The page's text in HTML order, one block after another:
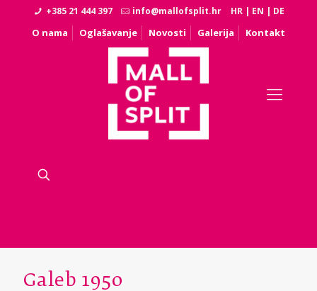
+385 21 444 397 info@mallofsplit.hr HR | EN | DE
O nama Oglašavanje Novosti Galerija Kontakt
Galeb 1950